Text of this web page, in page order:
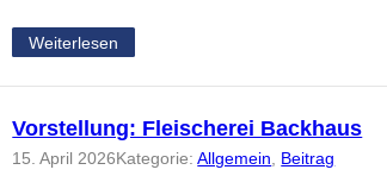
Weiterlesen
Vorstellung: Fleischerei Backhaus
15. April 2026Kategorie:Allgemein Beitrag